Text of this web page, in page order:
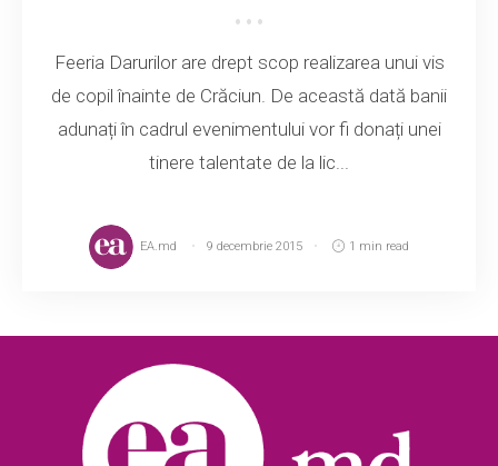
Feeria Darurilor are drept scop realizarea unui vis
de copil înainte de Crăciun. De această dată banii
adunați în cadrul evenimentului vor fi donați unei
tinere talentate de la lic...
EA.md 9 decembrie 2015 1 min read